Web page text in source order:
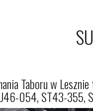
Taboru w
054, ST43-355,